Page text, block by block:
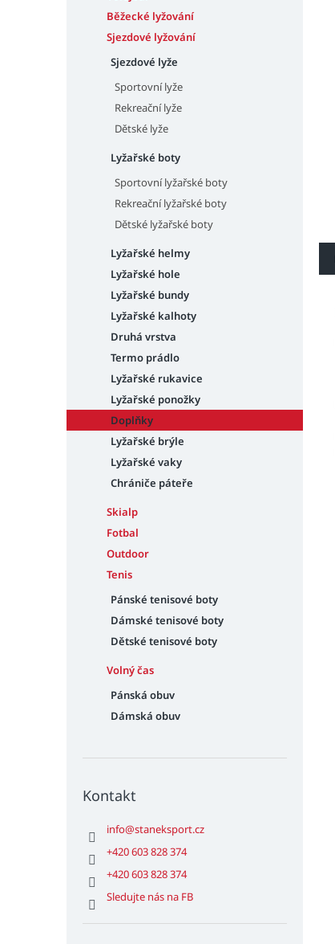
Běžecké lyžování
Sjezdové lyžování
Sjezdové lyže
Sportovní lyže
Rekreační lyže
Dětské lyže
Lyžařské boty
Sportovní lyžařské boty
Rekreační lyžařské boty
Dětské lyžařské boty
Lyžařské helmy
Lyžařské hole
Lyžařské bundy
Lyžařské kalhoty
Druhá vrstva
Termo prádlo
Lyžařské rukavice
Lyžařské ponožky
Doplňky
Lyžařské brýle
Lyžařské vaky
Chrániče páteře
Skialp
Fotbal
Outdoor
Tenis
Pánské tenisové boty
Dámské tenisové boty
Dětské tenisové boty
Volný čas
Pánská obuv
Dámská obuv
Kontakt
info@staneksport.cz
+420 603 828 374
+420 603 828 374
Sledujte nás na FB